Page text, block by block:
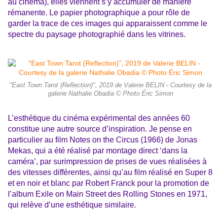
rémanente. Le papier photographique a pour rôle de
garder la trace de ces images qui apparaissent comme le
spectre du paysage photographié dans les vitrines.
"East Town Tarot (Reflection)", 2019 de Valerie BELIN - Courtesy de la
galerie Nathalie Obadia © Photo Éric Simon
L’esthétique du cinéma expérimental des années 60
constitue une autre source d’inspiration. Je pense en
particulier au film Notes on the Circus (1966) de Jonas
Mekas, qui a été réalisé par montage direct ‘dans la
caméra’, par surimpression de prises de vues réalisées à
des vitesses différentes, ainsi qu’au film réalisé en Super 8
et en noir et blanc par Robert Franck pour la promotion de
l’album Exile on Main Street des Rolling Stones en 1971,
qui relève d’une esthétique similaire.